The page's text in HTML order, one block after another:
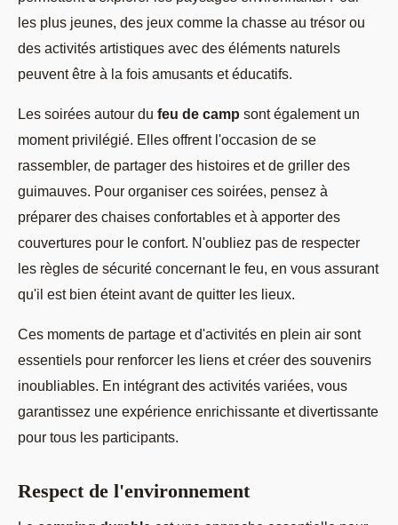
les plus jeunes, des jeux comme la chasse au trésor ou
des activités artistiques avec des éléments naturels
peuvent être à la fois amusants et éducatifs.
Les soirées autour du feu de camp sont également un
moment privilégié. Elles offrent l'occasion de se
rassembler, de partager des histoires et de griller des
guimauves. Pour organiser ces soirées, pensez à
préparer des chaises confortables et à apporter des
couvertures pour le confort. N'oubliez pas de respecter
les règles de sécurité concernant le feu, en vous assurant
qu'il est bien éteint avant de quitter les lieux.
Ces moments de partage et d'activités en plein air sont
essentiels pour renforcer les liens et créer des souvenirs
inoubliables. En intégrant des activités variées, vous
garantissez une expérience enrichissante et divertissante
pour tous les participants.
Respect de l'environnement